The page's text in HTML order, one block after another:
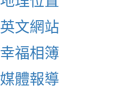
英文網站
幸福相簿
媒體報導